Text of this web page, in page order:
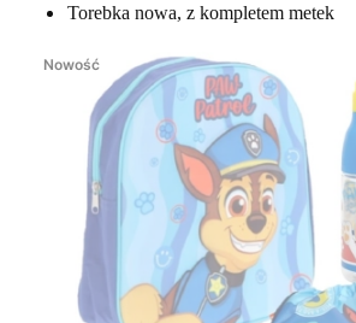
Torebka nowa, z kompletem metek
Nowość